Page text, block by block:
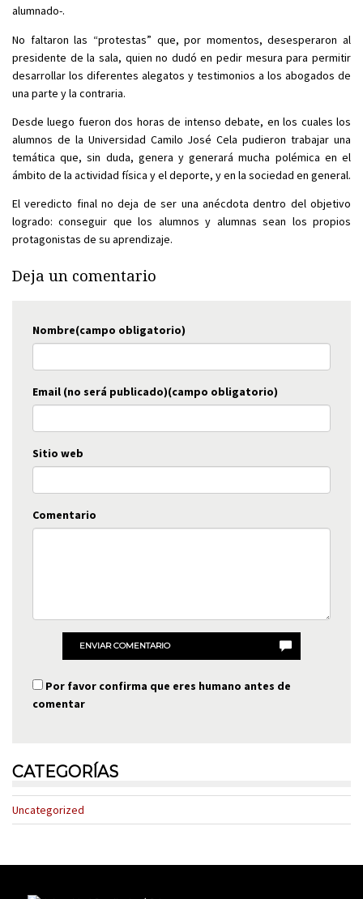
alumnado-.
No faltaron las “protestas” que, por momentos, desesperaron al
presidente de la sala, quien no dudó en pedir mesura para permitir
desarrollar los diferentes alegatos y testimonios a los abogados de
una parte y la contraria.
Desde luego fueron dos horas de intenso debate, en los cuales los
alumnos de la Universidad Camilo José Cela pudieron trabajar una
temática que, sin duda, genera y generará mucha polémica en el
ámbito de la actividad física y el deporte, y en la sociedad en general.
El veredicto final no deja de ser una anécdota dentro del objetivo
logrado: conseguir que los alumnos y alumnas sean los propios
protagonistas de su aprendizaje.
Deja un comentario
Nombre(campo obligatorio)
Email (no será publicado)(campo obligatorio)
Sitio web
Comentario
ENVIAR COMENTARIO
Por favor confirma que eres humano antes de
comentar
CATEGORÍAS
Uncategorized